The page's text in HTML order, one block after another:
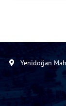
Yenidoğan